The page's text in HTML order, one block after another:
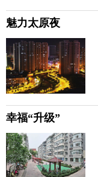
魅力太原夜
幸福“升级”